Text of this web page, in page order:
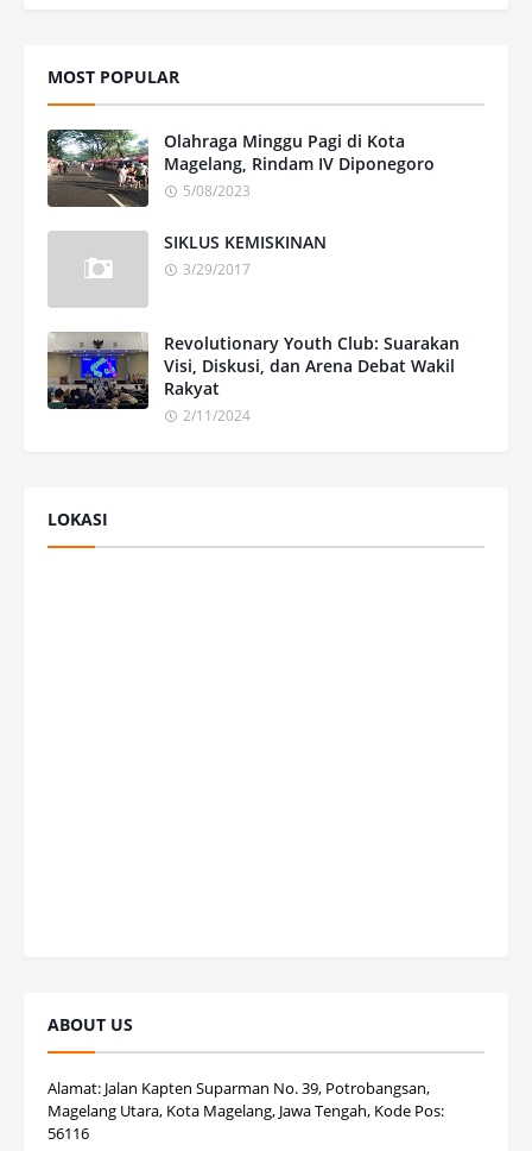
MOST POPULAR
Olahraga Minggu Pagi di Kota
Magelang, Rindam IV Diponegoro
5/08/2023
SIKLUS KEMISKINAN
3/29/2017
Revolutionary Youth Club: Suarakan
Visi, Diskusi, dan Arena Debat Wakil
Rakyat
2/11/2024
LOKASI
ABOUT US
Alamat: Jalan Kapten Suparman No. 39, Potrobangsan,
Magelang Utara, Kota Magelang, Jawa Tengah, Kode Pos:
56116